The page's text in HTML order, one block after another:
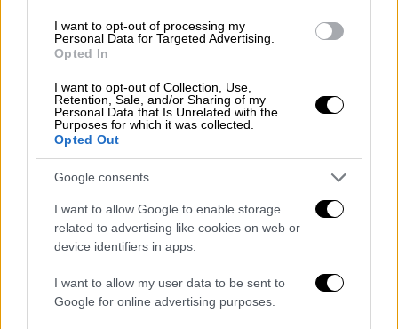
I want to opt-out of processing my
Personal Data for Targeted Advertising.
Opted In
I want to opt-out of Collection, Use,
Retention, Sale, and/or Sharing of my
Personal Data that Is Unrelated with the
Purposes for which it was collected.
Opted Out
Google consents
I want to allow Google to enable storage
related to advertising like cookies on web or
device identifiers in apps.
I want to allow my user data to be sent to
Google for online advertising purposes.
Το θύμα βρισκόταν στον ηλεκτρικό με
μια φίλη του, μετά απόνυχτερινή έξοδοκαι
κάτω από συνθήκες που ακόμη
διερευνώνται, τουεπιτέθηκαν με μαχαίρι και
τον τραυμάτισαν. Οι δράστες των επιθέσεων
αναζητούνται από τηναστυνομία
ΟΛΕΣ ΟΙ ΕΙΔΗΣΕΙΣ
Ποιος φταίει για τα ράντζα στα
νοσοκομεία και πώς κρύφτηκαν κάτω
από το χαλί - Οι 3 διαφορετικές
συσκέψεις και η εντολή Μητσοτάκη
Ποια επεξεργασμένα τρόφιμα αυξάνουν